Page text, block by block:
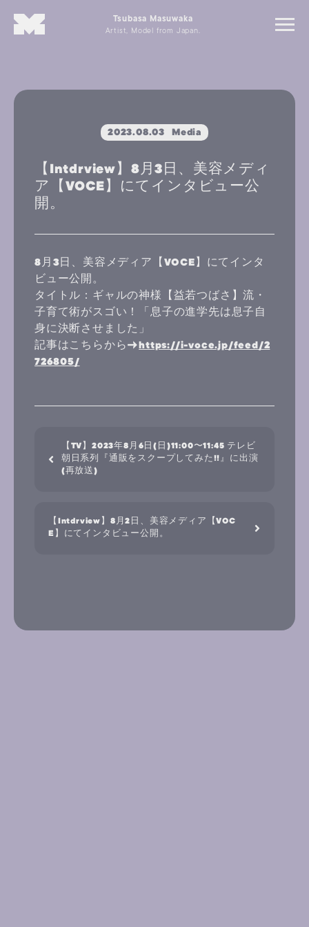
Tsubasa Masuwaka
Artist, Model from Japan.
2023.08.03 Media
【Intdrview】8月3日、美容メディ
ア【VOCE】にてインタビュー公
開。
8月3日、美容メディア【VOCE】にてインタ
ビュー公開。
タイトル：ギャルの神様【益若つばさ】流・
子育て術がスゴい！「息子の進学先は息子自
身に決断させました」
記事はこちらから→https://i-voce.jp/feed/2
726805/
【TV】2023年8月6日(日)11:00〜11:45 テレビ
朝日系列『通販をスクープしてみた!!』に出演
(再放送)
【Intdrview】8月2日、美容メディア【VOC
E】にてインタビュー公開。